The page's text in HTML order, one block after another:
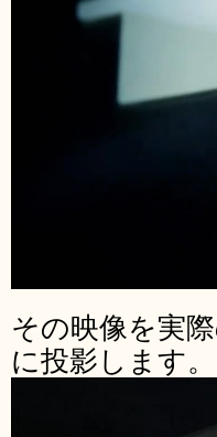
その映像を実
に投影します。